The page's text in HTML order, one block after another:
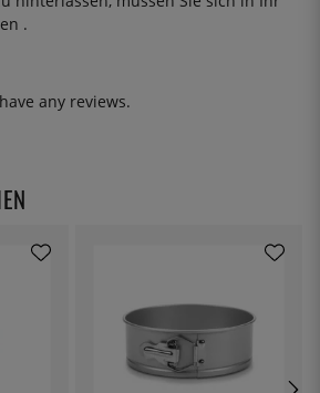
.
any reviews.